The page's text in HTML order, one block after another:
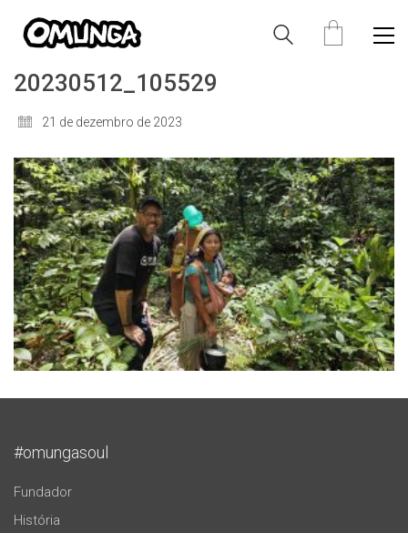
20230512_105529
21 de dezembro de 2023
#omungasoul
Fundador
História